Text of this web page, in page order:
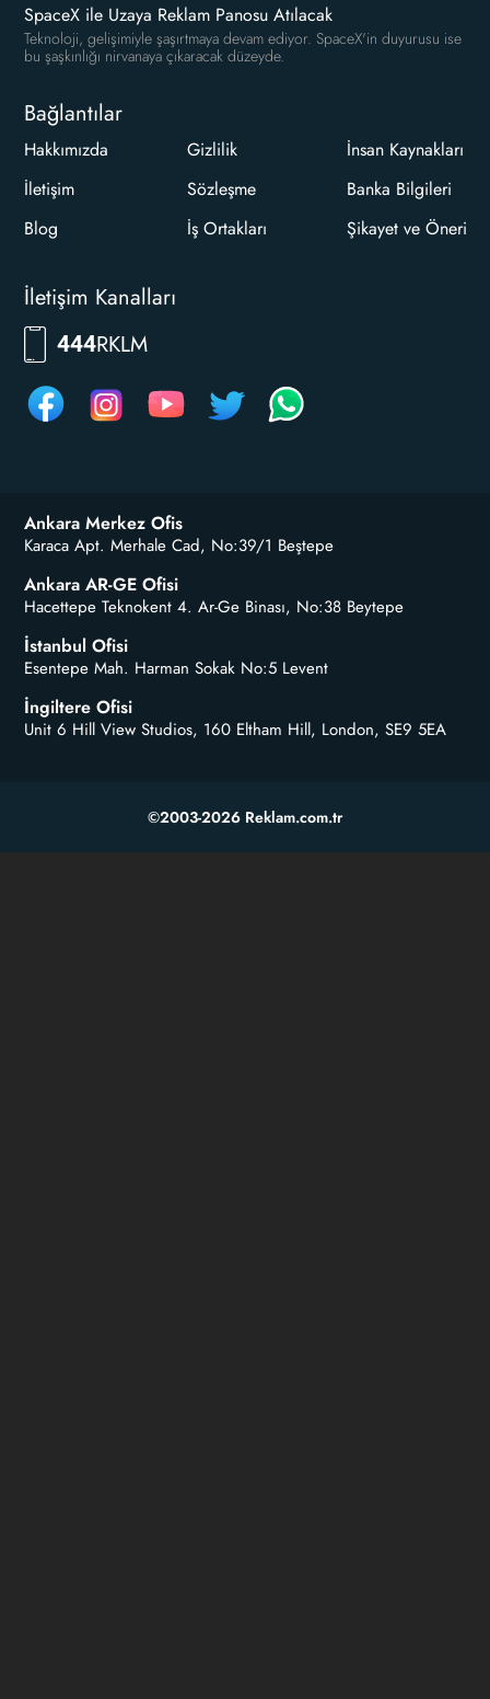
SpaceX ile Uzaya Reklam Panosu Atılacak
Teknoloji, gelişimiyle şaşırtmaya devam ediyor. SpaceX'in duyurusu ise
bu şaşkınlığı nirvanaya çıkaracak düzeyde.
Bağlantılar
Hakkımızda
İletişim
Blog
Gizlilik
Sözleşme
İş Ortakları
İnsan Kaynakları
Banka Bilgileri
Şikayet ve Öneri
İletişim Kanalları
4447556
Ankara Merkez Ofis
Karaca Apt. Merhale Cad, No:39/1 Beştepe
Ankara AR-GE Ofisi
Hacettepe Teknokent 4. Ar-Ge Binası, No:38 Beytepe
İstanbul Ofisi
Esentepe Mah. Harman Sokak No:5 Levent
İngiltere Ofisi
Unit 6 Hill View Studios, 160 Eltham Hill, London, SE9 5EA
©2003-2026 Reklam.com.tr